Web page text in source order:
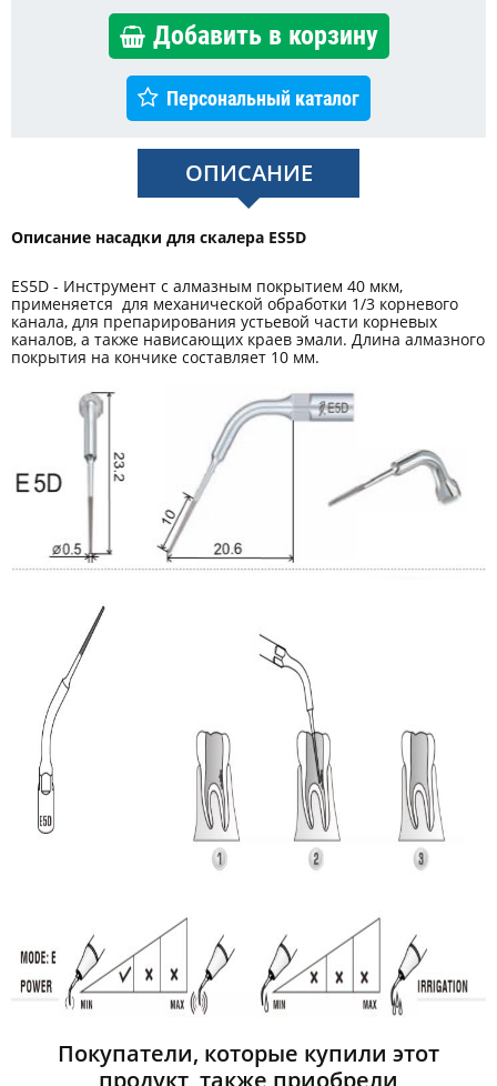
Добавить в корзину
Персональный каталог
ОПИСАНИЕ
Описание насадки для скалера ES5D
ES5D - Инструмент с алмазным покрытием 40 мкм,
применяется для механической обработки 1/3 корневого
канала, для препарирования устьевой части корневых
каналов, а также нависающих краев эмали. Длина алмазного
покрытия на кончике составляет 10 мм.
Покупатели, которые купили этот